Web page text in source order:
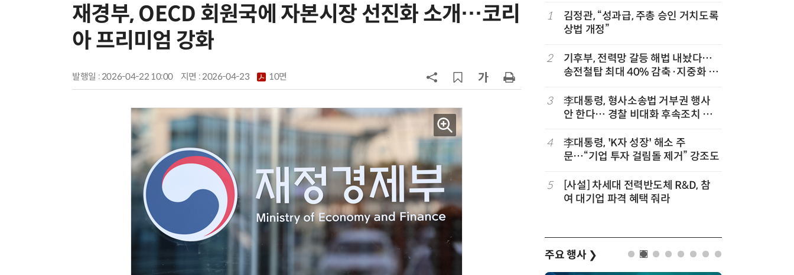
재경부, OECD 회원국에 자본시장 선진화 소개…코리
아 프리미엄 강화
발행일 : 2026-04-22 10:00 지면 :2026-04-23 10면
6
산업부, 한화오션·에코프로비엠 등
산'에 감세…세제로 산업·자금 지방
동계·소상공인 이의 모두 기각
9
[하반기 업무보고]산업부, 1600조
메가프로젝트 속도전…'산업자원안
보기금' 신설해 공급망 사수
10
李대통령, '1390조 협력' 안고 지구
한 바퀴…귀국 직후 부동산·증시 점
검
1
김정관, “성과급, 주총 승인 거치도록
상법 개정”
2
기후부, 전력망 갈등 해법 내놨다…
송전철탑 최대 40% 감축·지중화 확
3
李대통령, 형사소송법 거부권 행사
안 한다… 경찰 비대화 후속조치 점
4
李대통령, 'K자 성장' 해소 주
문…“기업 투자 걸림돌 제거” 강조도
5
[사설] 차세대 전력반도체 R&D, 참
여 대기업 파격 혜택 줘라
주요 행사 ❯